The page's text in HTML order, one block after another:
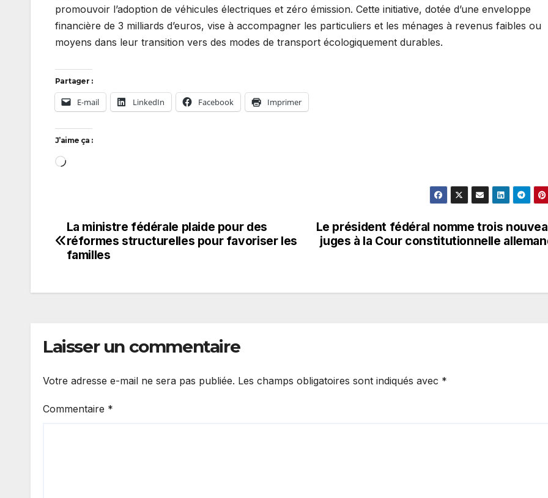
promouvoir l’adoption de véhicules électriques et zéro émission. Cette initiative, dotée d’une enveloppe
financière de 3 milliards d’euros, vise à accompagner les particuliers et les ménages à revenus faibles ou
moyens dans leur transition vers des modes de transport écologiquement durables.
Partager :
E-mail LinkedIn Facebook Imprimer
J’aime ça :
Chargement…
Navigation
de
Le président fédéral nomme trois
juges à la Cour constitutionnelle
La ministre fédérale plaide pour des
réformes structurelles pour favoriser les
familles
Laisser un commentaire
Votre adresse e-mail ne sera pas publiée. Les champs obligatoires sont indiqués avec *
Commentaire *